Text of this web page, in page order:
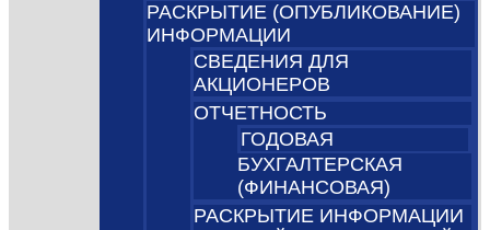
РАСКРЫТИЕ (ОПУБЛИКОВАНИЕ)
ИНФОРМАЦИИ
СВЕДЕНИЯ ДЛЯ
АКЦИОНЕРОВ
ОТЧЕТНОСТЬ
ГОДОВАЯ
БУХГАЛТЕРСКАЯ
(ФИНАНСОВАЯ)
РАСКРЫТИЕ ИНФОРМАЦИИ